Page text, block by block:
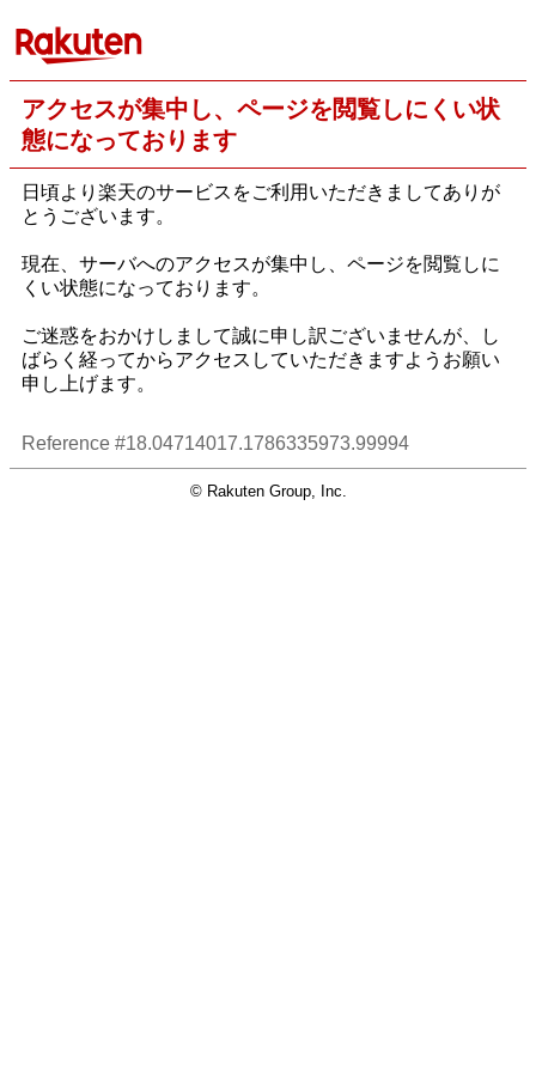
アクセスが集中し、ページを閲覧しにくい状
態になっております
日頃より楽天のサービスをご利用いただきましてありが
とうございます。
現在、サーバへのアクセスが集中し、ページを閲覧しに
くい状態になっております。
ご迷惑をおかけしまして誠に申し訳ございませんが、し
ばらく経ってからアクセスしていただきますようお願い
申し上げます。
Reference #18.04714017.1786335973.99994
© Rakuten Group, Inc.